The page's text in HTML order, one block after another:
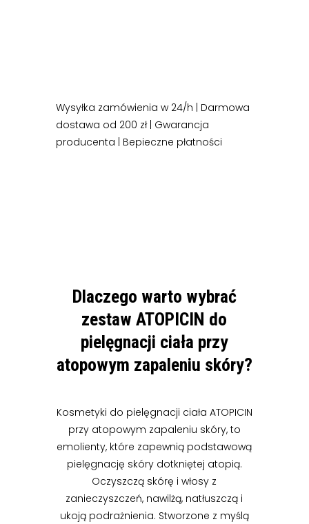
Wysyłka zamówienia w 24/h | Darmowa
dostawa od 200 zł | Gwarancja
producenta | Bepieczne płatności
Dlaczego warto wybrać
zestaw ATOPICIN do
pielęgnacji ciała przy
atopowym zapaleniu skóry?
Kosmetyki do pielęgnacji ciała ATOPICIN
przy atopowym zapaleniu skóry, to
emolienty, które zapewnią podstawową
pielęgnację skóry dotkniętej atopią.
Oczyszczą skórę i włosy z
zanieczyszczeń, nawilżą, natłuszczą i
ukoją podrażnienia. Stworzone z myślą